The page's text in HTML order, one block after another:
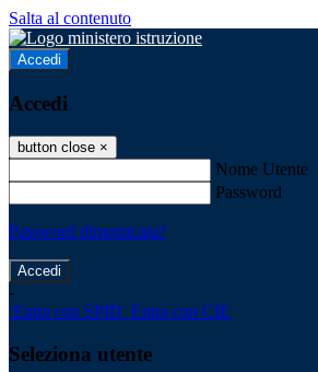
Salta al contenuto
Accedi
Accedi
button close ×
Nome Utente
Password
Password dimenticata?
-
Entra con SPID Entra con CIE
Seleziona utente